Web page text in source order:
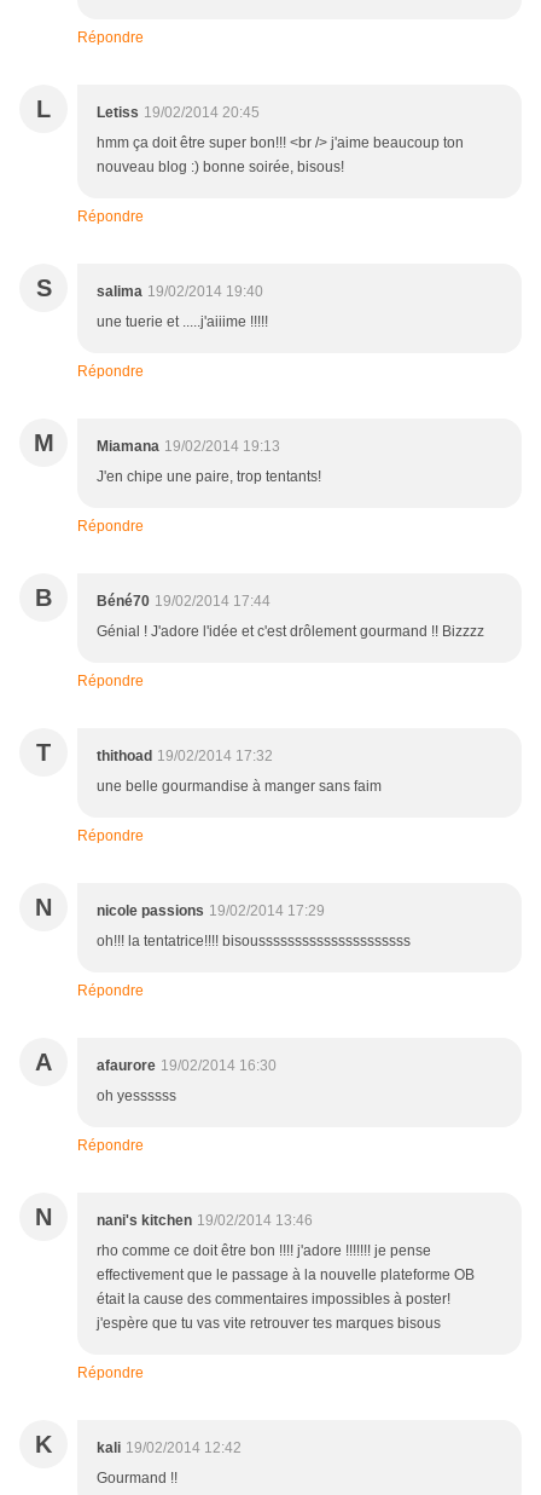
Répondre
L Letiss 19/02/2014 20:45
hmm ça doit être super bon!!! <br /> j'aime beaucoup ton
nouveau blog :) bonne soirée, bisous!
Répondre
S salima 19/02/2014 19:40
une tuerie et .....j'aiiime !!!!!
Répondre
M Miamana 19/02/2014 19:13
J'en chipe une paire, trop tentants!
Répondre
B Béné70 19/02/2014 17:44
Génial ! J'adore l'idée et c'est drôlement gourmand !! Bizzzz
Répondre
T thithoad 19/02/2014 17:32
une belle gourmandise à manger sans faim
Répondre
N nicole passions 19/02/2014 17:29
oh!!! la tentatrice!!!! bisousssssssssssssssssssss
Répondre
A afaurore 19/02/2014 16:30
oh yessssss
Répondre
N nani's kitchen 19/02/2014 13:46
rho comme ce doit être bon !!!! j'adore !!!!!!! je pense
effectivement que le passage à la nouvelle plateforme OB
était la cause des commentaires impossibles à poster!
j'espère que tu vas vite retrouver tes marques bisous
Répondre
K kali 19/02/2014 12:42
Gourmand !!